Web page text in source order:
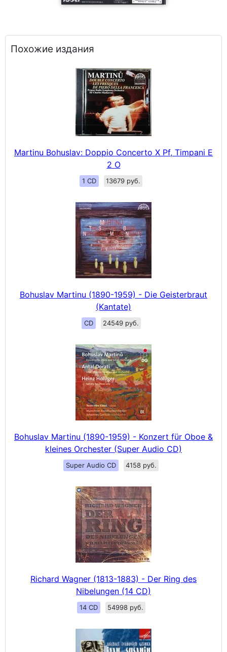
Похожие издания
Martinu Bohuslav: Doppio Concerto X Pf, Timpani E
2 O
1 CD 13679 руб.
Bohuslav Martinu (1890-1959) - Die Geisterbraut
(Kantate)
CD 24549 руб.
Bohuslav Martinu (1890-1959) - Konzert für Oboe &
kleines Orchester (Super Audio CD)
Super Audio CD 4158 руб.
Richard Wagner (1813-1883) - Der Ring des
Nibelungen (14 CD)
14 CD 54998 руб.